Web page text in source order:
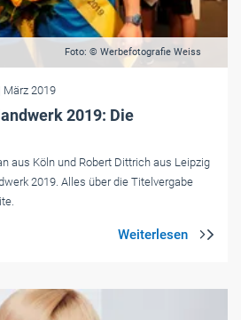
Foto: © Werbefotografie Weiss
| März 2019
2019: Die
aus Köln und Robert Dittrich aus Leipzig
2019. Alles über die Titelvergabe